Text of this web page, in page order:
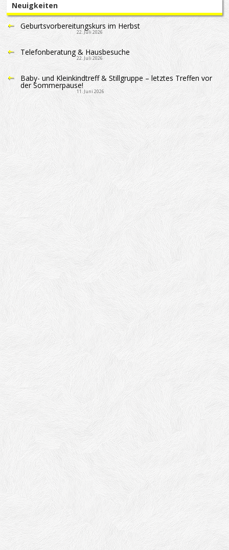
Neuigkeiten
Geburtsvorbereitungskurs im Herbst
22. Juli 2026
Telefonberatung & Hausbesuche
22. Juli 2026
Baby- und Kleinkindtreff & Stillgruppe – letztes Treffen vor
der Sommerpause!
11. Juni 2026